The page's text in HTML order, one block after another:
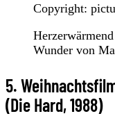
Copyright:
Wunder von
5.
(Die Hard, 1988)